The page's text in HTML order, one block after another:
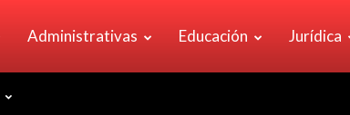
Administrativas Educación Jurídica